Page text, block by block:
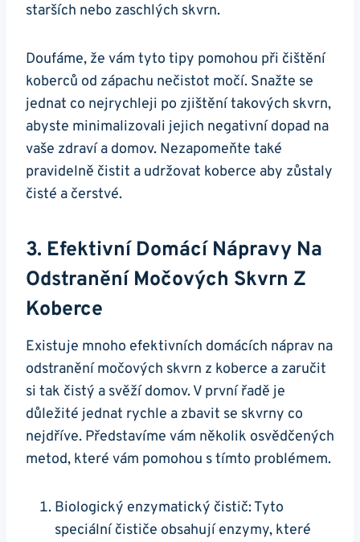
starších nebo zaschlých skvrn.
Doufáme, že vám tyto tipy pomohou při čištění
koberců od zápachu nečistot močí. Snažte se
jednat co nejrychleji po zjištění takových skvrn,
abyste minimalizovali jejich negativní dopad na
vaše zdraví a domov. Nezapomeňte také
pravidelně čistit a udržovat koberce aby zůstaly
čisté a čerstvé.
3. Efektivní Domácí Nápravy Na
Odstranění Močových Skvrn Z
Koberce
Existuje mnoho efektivních domácích náprav na
odstranění močových skvrn z koberce a zaručit
si tak čistý a svěží domov. V první řadě je
důležité jednat rychle a zbavit se skvrny co
nejdříve. Představíme vám několik osvědčených
metod, které vám pomohou s tímto problémem.
Biologický enzymatický čistič: Tyto
speciální čističe obsahují enzymy, které